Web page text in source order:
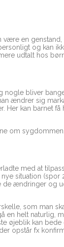
en genstand,
og kan
udtalt hos
nogle bliver
ændrer sig
Her kan barnet
om
med at
situation (spor
de ændringer og
som man
en helt naturlig,
øjeblik kan
opstår fx